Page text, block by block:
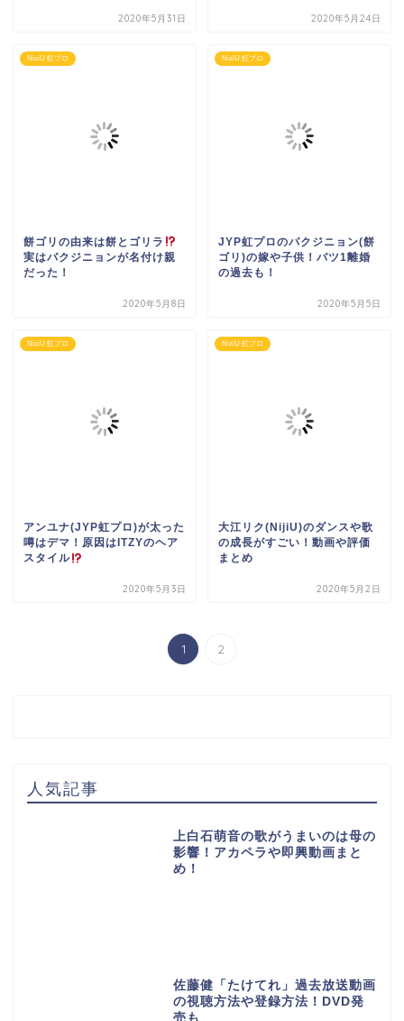
2020年5月31日 2020年5月24日
NiziU 虹プロ
餅ゴリの由来は餅とゴリラ
実はパクジニョンが名付け親
だった！
2020年5月8日
NiziU 虹プロ
JYP虹プロのパクジニョン(餅
ゴリ)の嫁や子供！バツ1離婚
の過去も！
2020年5月5日
NiziU 虹プロ
アンユナ(JYP虹プロ)が太った
噂はデマ！原因はITZYのヘア
スタイル
2020年5月3日
NiziU 虹プロ
大江リク(NijiU)のダンスや歌
の成長がすごい！動画や評価
まとめ
2020年5月2日
1 2
人気記事
上白石萌音の歌がうまいのは母の
影響！アカペラや即興動画まと
め！
佐藤健「たけてれ」過去放送動画
の視聴方法や登録方法！DVD発
売も